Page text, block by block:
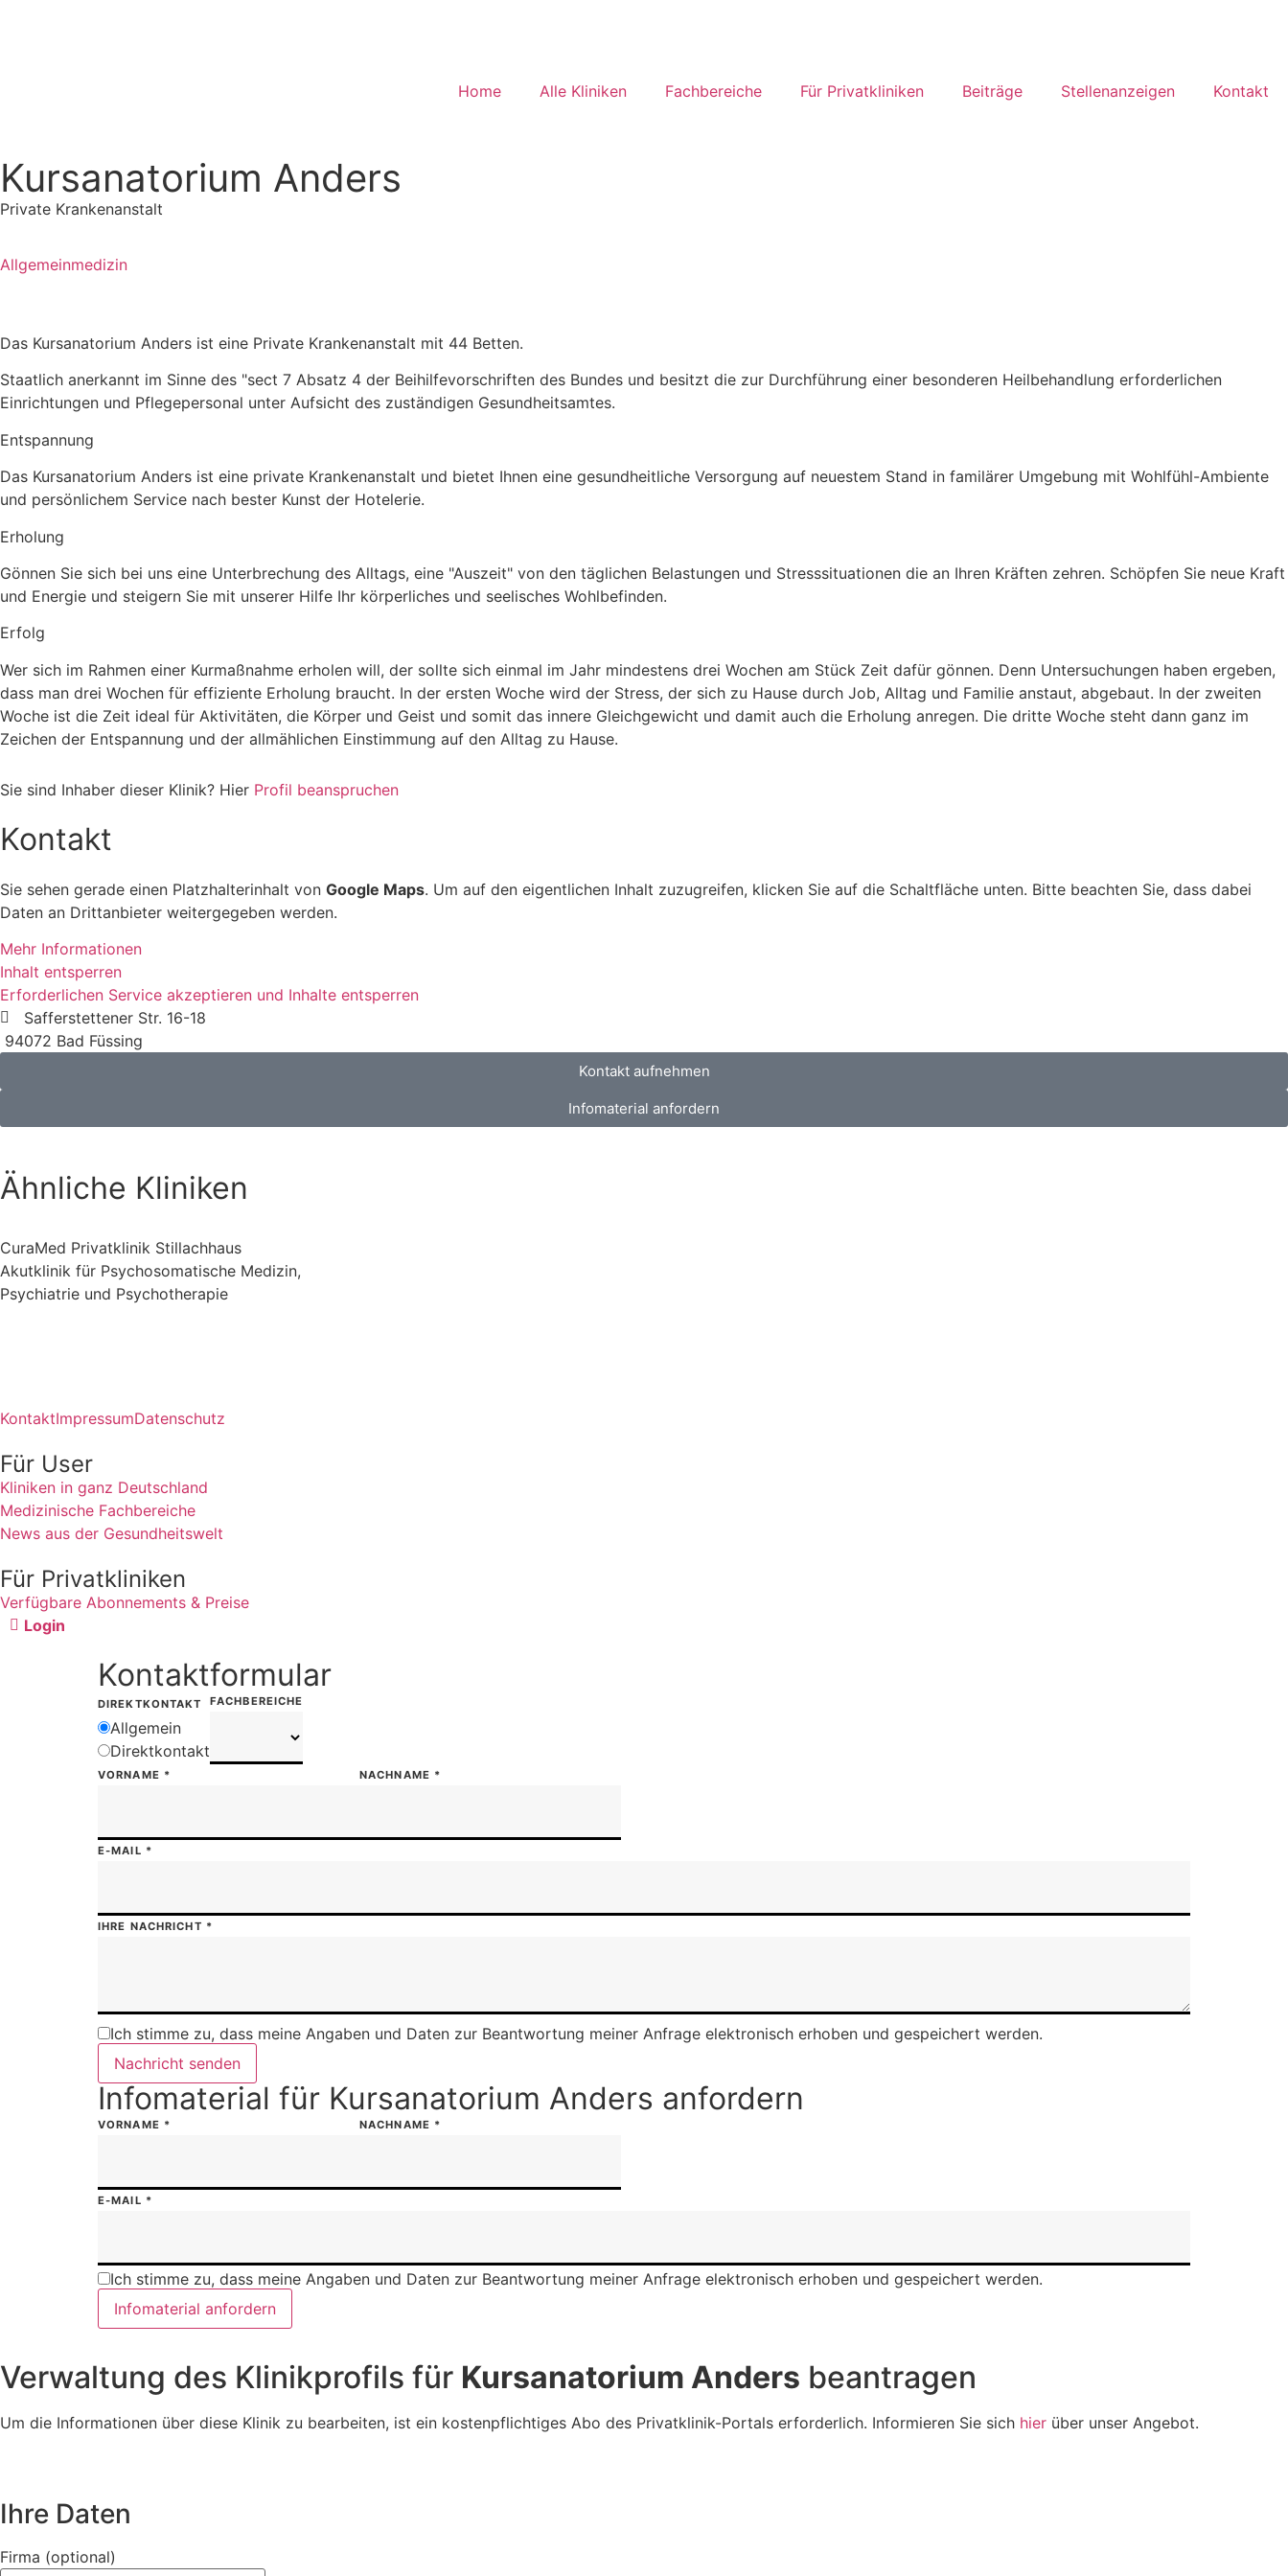
Home Alle Kliniken Fachbereiche Für Privatkliniken Beiträge Stellenanzeigen Kontakt
Kursanatorium Anders
Private Krankenanstalt
Allgemeinmedizin
Das Kursanatorium Anders ist eine Private Krankenanstalt mit 44 Betten.
Staatlich anerkannt im Sinne des "sect 7 Absatz 4 der Beihilfevorschriften des Bundes und besitzt die zur Durchführung einer besonderen Heilbehandlung erforderlichen
Einrichtungen und Pflegepersonal unter Aufsicht des zuständigen Gesundheitsamtes.
Entspannung
Das Kursanatorium Anders ist eine private Krankenanstalt und bietet Ihnen eine gesundheitliche Versorgung auf neuestem Stand in familärer Umgebung mit Wohlfühl-Ambiente
und persönlichem Service nach bester Kunst der Hotelerie.
Erholung
Gönnen Sie sich bei uns eine Unterbrechung des Alltags, eine "Auszeit" von den täglichen Belastungen und Stresssituationen die an Ihren Kräften zehren. Schöpfen Sie neue Kraft
und Energie und steigern Sie mit unserer Hilfe Ihr körperliches und seelisches Wohlbefinden.
Erfolg
Wer sich im Rahmen einer Kurmaßnahme erholen will, der sollte sich einmal im Jahr mindestens drei Wochen am Stück Zeit dafür gönnen. Denn Untersuchungen haben ergeben,
dass man drei Wochen für effiziente Erholung braucht. In der ersten Woche wird der Stress, der sich zu Hause durch Job, Alltag und Familie anstaut, abgebaut. In der zweiten
Woche ist die Zeit ideal für Aktivitäten, die Körper und Geist und somit das innere Gleichgewicht und damit auch die Erholung anregen. Die dritte Woche steht dann ganz im
Zeichen der Entspannung und der allmählichen Einstimmung auf den Alltag zu Hause.
Sie sind Inhaber dieser Klinik? Hier Profil beanspruchen
Kontakt
Sie sehen gerade einen Platzhalterinhalt von Google Maps. Um auf den eigentlichen Inhalt zuzugreifen, klicken Sie auf die Schaltfläche unten. Bitte beachten Sie, dass dabei
Daten an Drittanbieter weitergegeben werden.
Mehr Informationen
Inhalt entsperren
Erforderlichen Service akzeptieren und Inhalte entsperren
Safferstettener Str. 16-18
94072 Bad Füssing
Kontakt aufnehmen
Infomaterial anfordern
Ähnliche Kliniken
CuraMed Privatklinik Stillachhaus
Akutklinik für Psychosomatische Medizin,
Psychiatrie und Psychotherapie
KontaktImpressumDatenschutz
Für User
Kliniken in ganz Deutschland
Medizinische Fachbereiche
News aus der Gesundheitswelt
Für Privatkliniken
Verfügbare Abonnements & Preise
Login
Kontaktformular
DIREKTKONTAKT
Allgemein
Direktkontakt
FACHBEREICHE
VORNAME * NACHNAME *
E-MAIL *
IHRE NACHRICHT *
Ich stimme zu, dass meine Angaben und Daten zur Beantwortung meiner Anfrage elektronisch erhoben und gespeichert werden.
Nachricht senden
Infomaterial für Kursanatorium Anders anfordern
VORNAME * NACHNAME *
E-MAIL *
Ich stimme zu, dass meine Angaben und Daten zur Beantwortung meiner Anfrage elektronisch erhoben und gespeichert werden.
Infomaterial anfordern
Verwaltung des Klinikprofils für Kursanatorium Anders beantragen
Um die Informationen über diese Klinik zu bearbeiten, ist ein kostenpflichtiges Abo des Privatklinik-Portals erforderlich. Informieren Sie sich hier über unser Angebot.
Ihre Daten
Firma (optional)